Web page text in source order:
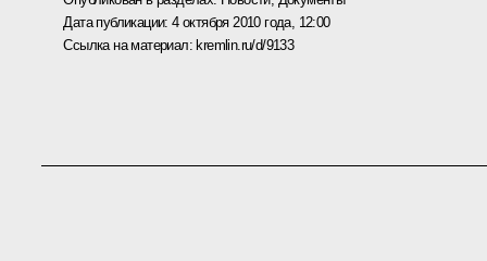
Дата публикации:4 октября 2010 года, 12:00
Ссылка на материал:kremlin.ru/d/9133